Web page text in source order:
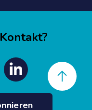
Linkedin
Back to top